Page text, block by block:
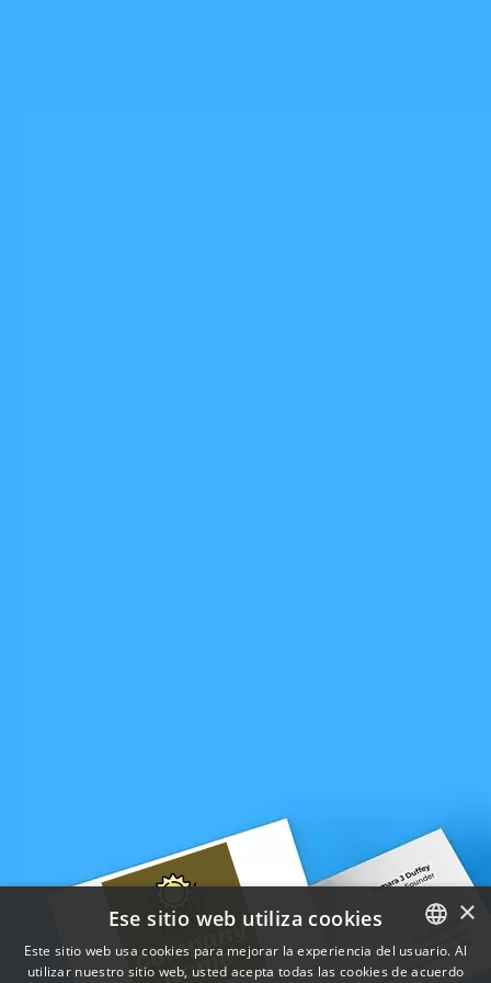
ENGLISH
×
Ese sitio web utiliza cookies
Este sitio web usa cookies para mejorar la experiencia del usuario. Al
utilizar nuestro sitio web, usted acepta todas las cookies de acuerdo